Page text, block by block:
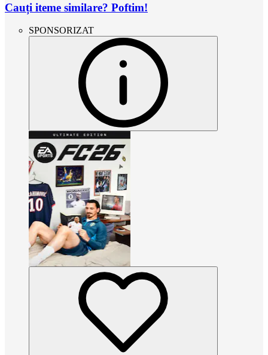
Cauți iteme similare? Poftim!
SPONSORIZAT